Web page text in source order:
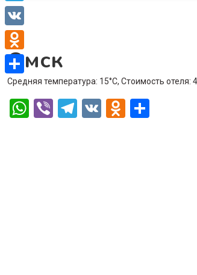
Омск
Средняя температура: 15°C, Стоимость
WhatsApp
ViberTelegram
VK
Telegram
VK
Odnoklassniki
Отправить